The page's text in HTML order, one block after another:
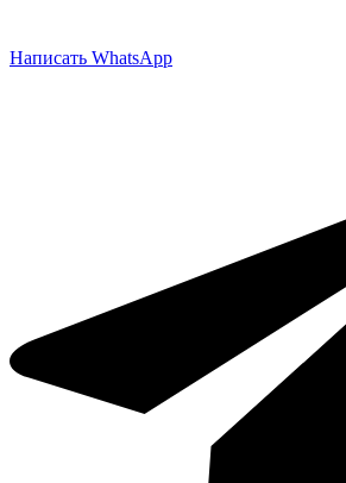
Написать WhatsApp